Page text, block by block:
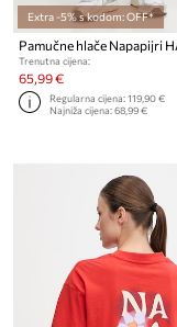
Extra -5% s kodom: OFF*
Trenutna cijena:
65,99 €
Regularna cijena:119,90 €
Najniža cijena:68,99 €